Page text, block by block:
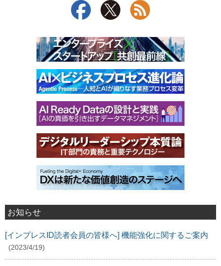
お知らせ
[インプレスID読者会員の皆様へ] 機能強化に関するご案内
(2023/4/19)